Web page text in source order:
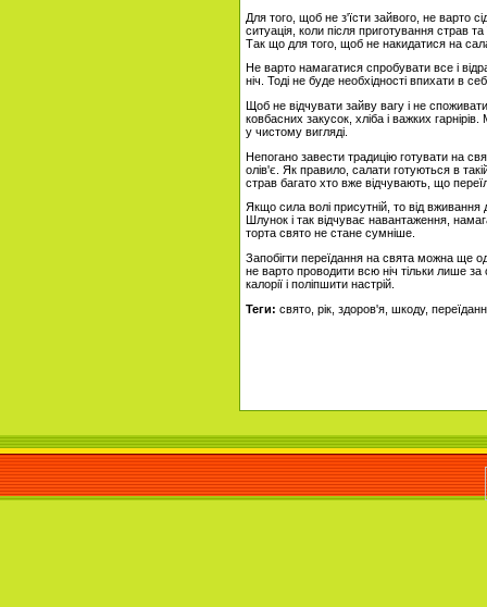
Для того, щоб не з'їсти зайвого, не варто
ситуація, коли після приготування страв
Так що для того, щоб не накидатися на
Не варто намагатися спробувати все і
ніч. Тоді не буде необхідності впихати в
Щоб не відчувати зайву вагу і не
ковбасних закусок, хліба і важких
у чистому вигляді.
Непогано завести традицію готувати на
олів'є. Як правило, салати готуються в
страв багато хто вже відчувають, що
Якщо сила волі присутній, то від вживання
Шлунок і так відчуває навантаження,
торта свято не стане сумніше.
Запобігти переїдання на свята можна ще
не варто проводити всю ніч тільки лише
калорії і поліпшити настрій.
Теги: свято, рік, здоров'я, шкоду,